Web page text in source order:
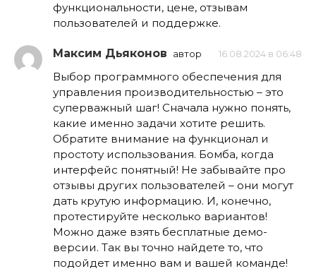
функциональности, цене, отзывам
пользователей и поддержке.
Максим Дьяконов автор 16.08.2024 в 06:48
Выбор программного обеспечения для
управления производительностью – это
суперважный шаг! Сначала нужно понять,
какие именно задачи хотите решить.
Обратите внимание на функционал и
простоту использования. Бомба, когда
интерфейс понятный! Не забывайте про
отзывы других пользователей – они могут
дать крутую информацию. И, конечно,
протестируйте несколько вариантов!
Можно даже взять бесплатные демо-
версии. Так вы точно найдете то, что
подойдет именно вам и вашей команде!